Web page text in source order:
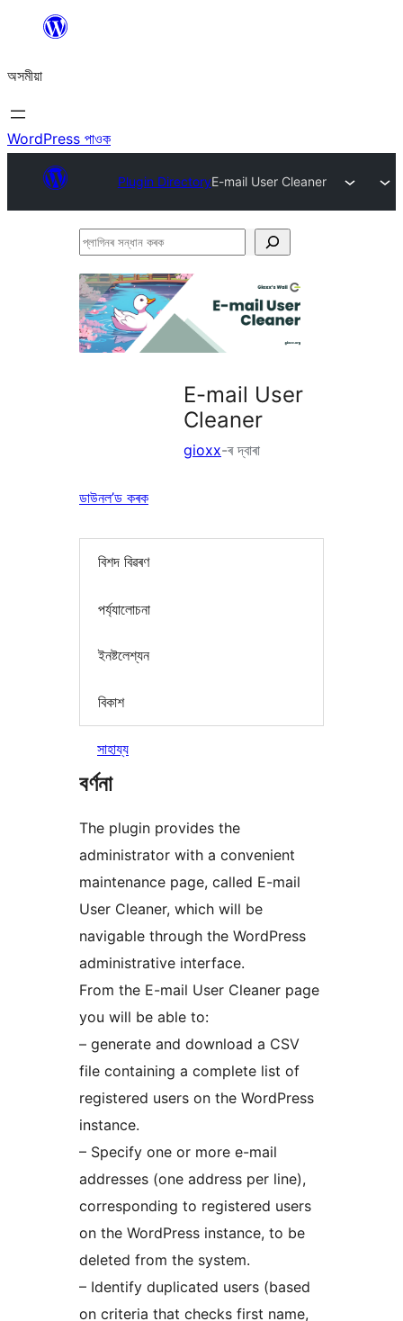
বিষয়বস্তুলৈ
যাওক
অসমীয়া
WordPress পাওক
Plugin DirectoryE-mail User Cleaner
প্লাগিনৰ
কৰক
E-mail User
Cleaner
gioxx-ৰ দ্বাৰা
ডাউনল’ড কৰক
বিশদ বিৱৰণ
পৰ্য্যালোচনা
ইনষ্টলেশ্যন
বিকাশ
সাহায্য
বৰ্ণনা
The plugin provides the
administrator with a convenient
maintenance page, called E-mail
User Cleaner, which will be
navigable through the WordPress
administrative interface.
From the E-mail User Cleaner page
you will be able to:
– generate and download a CSV
file containing a complete list of
registered users on the WordPress
instance.
– Specify one or more e-mail
addresses (one address per line),
corresponding to registered users
on the WordPress instance, to be
deleted from the system.
– Identify duplicated users (based
on criteria that checks first name,